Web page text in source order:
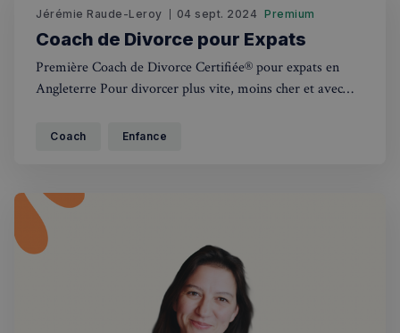
Jérémie Raude-Leroy 04 sept. 2024 Premium
Coach de Divorce pour Expats
Première Coach de Divorce Certifiée® pour expats en
Angleterre Pour divorcer plus vite, moins cher et avec
Coach Enfance